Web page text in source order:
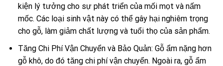
kiện lý tưởng cho sự phát triển của mối mọt và nấm
mốc. Các loại sinh vật này có thể gây hại nghiêm trọng
cho gỗ, làm giảm chất lượng và tuổi thọ của sản phẩm.
Tăng Chi Phí Vận Chuyển và Bảo Quản: Gỗ ẩm nặng hơn
gỗ khô, do đó tăng chi phí vận chuyển. Ngoài ra, gỗ ẩm